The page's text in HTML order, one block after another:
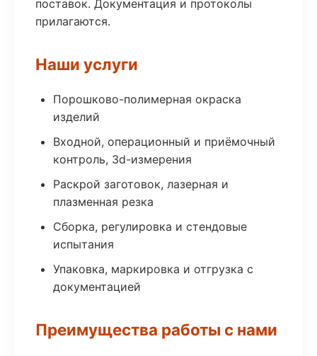
поставок. Документация и протоколы
прилагаются.
Наши услуги
Порошково-полимерная окраска
изделий
Входной, операционный и приёмочный
контроль, 3d-измерения
Раскрой заготовок, лазерная и
плазменная резка
Сборка, регулировка и стендовые
испытания
Упаковка, маркировка и отгрузка с
документацией
Преимущества работы с нами